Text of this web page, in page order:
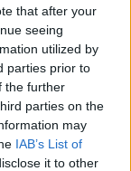
that after your
seeing
utilized by
parties prior to
the further
parties on the
may
IAB’s List of
it to other
απαραίτητη
την
ζωής που
ο Δρ.